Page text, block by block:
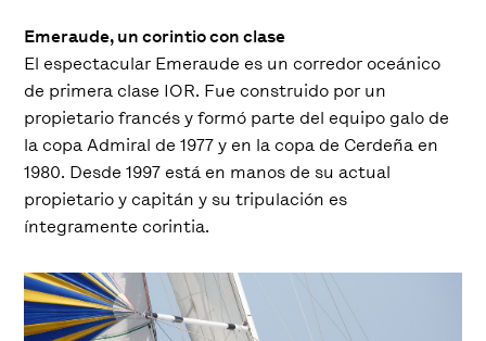
Emeraude, un corintio con clase
El espectacular Emeraude es un corredor oceánico
de primera clase IOR. Fue construido por un
propietario francés y formó parte del equipo galo de
la copa Admiral de 1977 y en la copa de Cerdeña en
1980. Desde 1997 está en manos de su actual
propietario y capitán y su tripulación es
íntegramente corintia.